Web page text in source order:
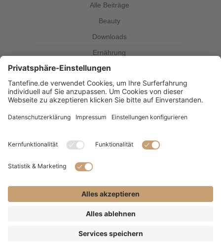
Alle Beiträge
Beauty
Downloads
Ernährung
Kolumne
Kräuterkunde
Magazin
Rezepte